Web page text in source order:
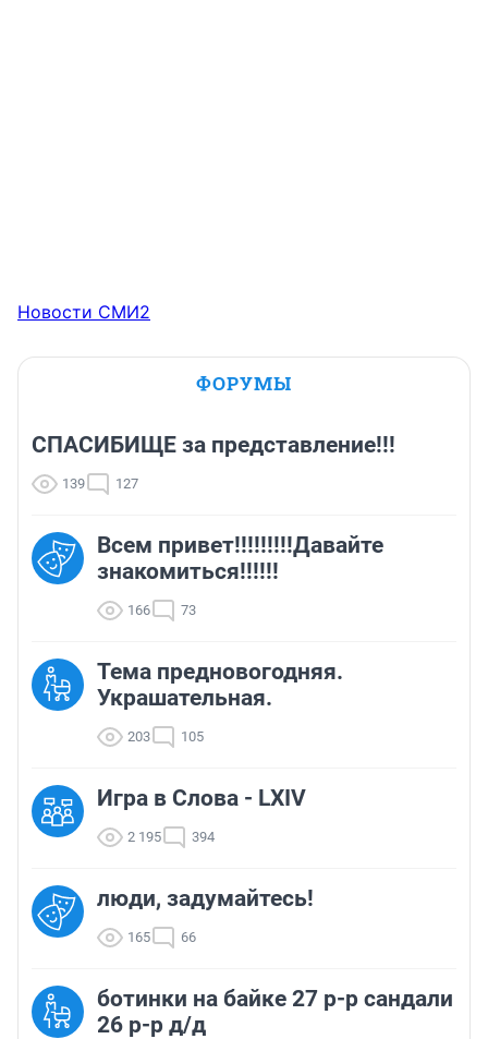
Новости СМИ2
ФОРУМЫ
СПАСИБИЩЕ за представление!!!
139 127
Всем привет!!!!!!!!!Давайте
знакомиться!!!!!!
166 73
Тема предновогодняя.
Украшательная.
203 105
Игра в Слова - LXIV
2 195 394
люди, задумайтесь!
165 66
ботинки на байке 27 р-р сандали
26 р-р д/д